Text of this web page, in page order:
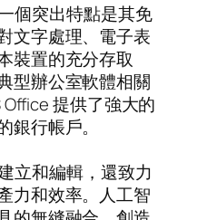
個突出特點是其免
文字處理、電子表
裝置的充分存取
型辦公室軟體相關
提供了強大的
行帳戶。
立和編輯，還致力
力和效率。人工智